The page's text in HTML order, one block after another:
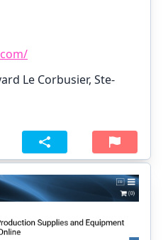
Le Corbusier, Ste-